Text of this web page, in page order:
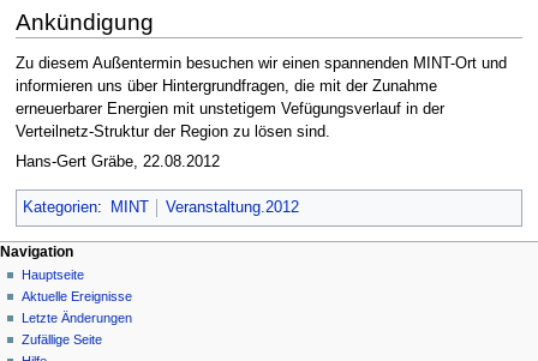
Ankündigung
Zu diesem Außentermin besuchen wir einen spannenden MINT-Ort und
informieren uns über Hintergrundfragen, die mit der Zunahme
erneuerbarer Energien mit unstetigem Vefügungsverlauf in der
Verteilnetz-Struktur der Region zu lösen sind.
Hans-Gert Gräbe, 22.08.2012
Kategorien: MINT Veranstaltung.2012
Navigation
Hauptseite
Aktuelle Ereignisse
Letzte Änderungen
Zufällige Seite